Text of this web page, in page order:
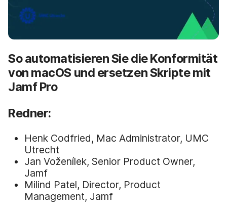
So automatisieren Sie die Konformität
von macOS und ersetzen Skripte mit
Jamf Pro
Redner:
Henk Codfried, Mac Administrator, UMC
Utrecht
Jan Voženílek, Senior Product Owner,
Jamf
Milind Patel, Director, Product
Management, Jamf